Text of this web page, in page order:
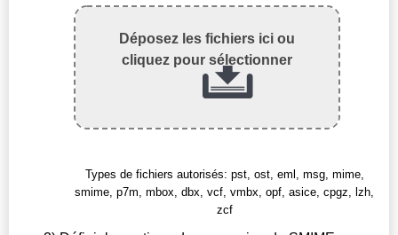
Déposez les fichiers ici ou
cliquez pour sélectionner
Types de fichiers autorisés: pst, ost, eml, msg, mime,
smime, p7m, mbox, dbx, vcf, vmbx, opf, asice, cpgz, lzh,
zcf